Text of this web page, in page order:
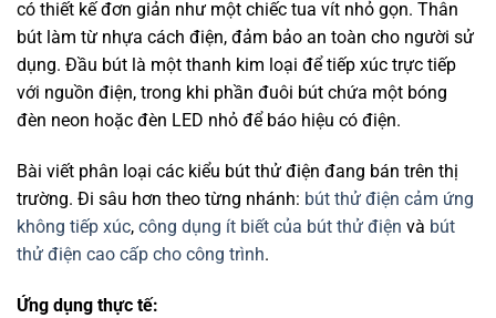
có thiết kế đơn giản như một chiếc tua vít nhỏ gọn. Thân
bút làm từ nhựa cách điện, đảm bảo an toàn cho người sử
dụng. Đầu bút là một thanh kim loại để tiếp xúc trực tiếp
với nguồn điện, trong khi phần đuôi bút chứa một bóng
đèn neon hoặc đèn LED nhỏ để báo hiệu có điện.
Bài viết phân loại các kiểu bút thử điện đang bán trên thị
trường. Đi sâu hơn theo từng nhánh: bút thử điện cảm ứng
không tiếp xúc, công dụng ít biết của bút thử điện và bút
thử điện cao cấp cho công trình.
Ứng dụng thực tế: